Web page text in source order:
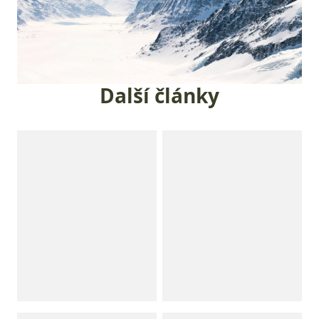
Další články